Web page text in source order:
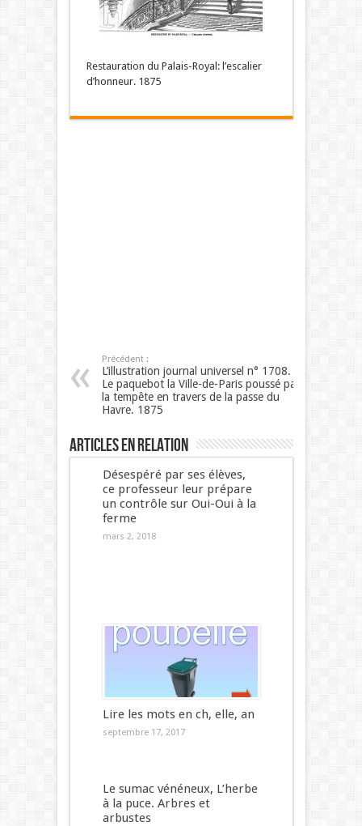
Restauration du Palais-Royal: l’escalier
d’honneur. 1875
Précédent :
L’illustration journal universel n° 1708.
Le paquebot la Ville-de-Paris poussé par
la tempête en travers de la passe du
Havre. 1875
Articles en relation
Désespéré par ses élèves,
ce professeur leur prépare
un contrôle sur Oui-Oui à la
ferme
mars 2, 2018
Lire les mots en ch, elle, an
septembre 17, 2017
Le sumac vénéneux, L’herbe
à la puce. Arbres et
arbustes